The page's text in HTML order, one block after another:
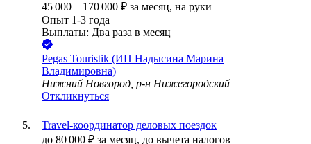
45 000 – 170 000 ₽ за месяц, на руки
Опыт 1-3 года
Выплаты: Два раза в месяц
Pegas Touristik (ИП Надысина Марина
Владимировна)
Нижний Новгород, р-н Нижегородский
Откликнуться
Travel-координатор деловых поездок
до 80 000 ₽ за месяц, до вычета налогов